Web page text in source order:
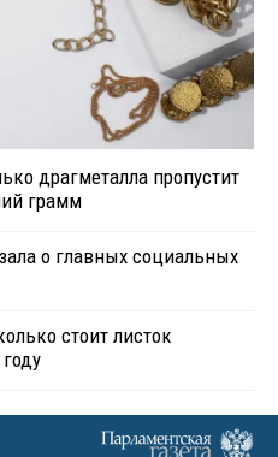
драгметалла пропустит
грамм
о главных социальных
стоит листок